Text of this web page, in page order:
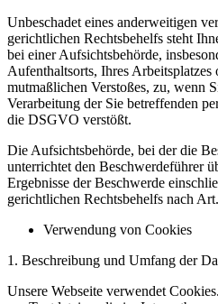
Unbeschadet eines anderweitigen
gerichtlichen Rechtsbehelfs steht
bei einer Aufsichtsbehörde,
Aufenthaltsorts, Ihres Arbeitsplatzes
mutmaßlichen Verstoßes, zu, wenn
Verarbeitung der Sie betreffenden
die DSGVO verstößt.
Die Aufsichtsbehörde, bei der die
unterrichtet den Beschwerdeführer
Ergebnisse der Beschwerde
gerichtlichen Rechtsbehelfs nach
Verwendung von Cookies
1. Beschreibung und Umfang der
Unsere Webseite verwendet